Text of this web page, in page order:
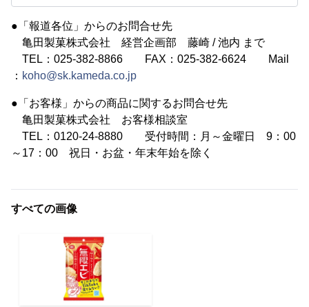
●「報道各位」からのお問合せ先
亀田製菓株式会社 経営企画部 藤崎 / 池内 まで
TEL：025-382-8866 FAX：025-382-6624 Mail
： koho@sk.kameda.co.jp
●「お客様」からの商品に関するお問合せ先
亀田製菓株式会社 お客様相談室
TEL：0120-24-8880 受付時間：月～金曜日 9：00
～17：00 祝日・お盆・年末年始を除く
すべての画像